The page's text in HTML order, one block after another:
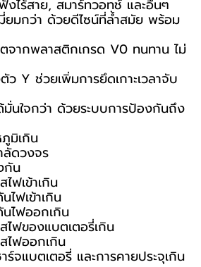
งไร้สาย, สมาร์ทวอทช์ และอื่นๆ
มกว่า ด้วยดีไซน์ที่ล้ำสมัย พร้อม
จากพลาสติกเกรด V0 ทนทาน ไม่
Y ช่วยเพิ่มการยึดเกาะเวลาจับ
นใจกว่า ด้วยระบบการป้องกันถึง
มิเกิน
ดวงจร
กัน
ฟเข้าเกิน
ฟเข้าเกิน
ไฟออกเกิน
ไฟของแบตเตอรี่เกิน
ไฟออกเกิน
จแบตเตอรี่ และการคายประจุเกิน